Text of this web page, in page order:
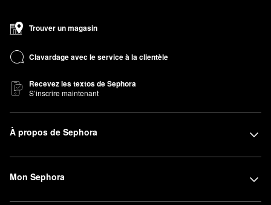
Trouver un magasin
Clavardage avec le service à la clientèle
Recevez les textos de Sephora
S’inscrire maintenant
À propos de Sephora
Mon Sephora